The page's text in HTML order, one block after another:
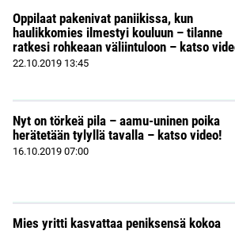
Oppilaat pakenivat paniikissa, kun
haulikkomies ilmestyi kouluun – tilanne
ratkesi rohkeaan väliintuloon – katso
22.10.2019 13:45
Nyt on törkeä pila – aamu-uninen poika
herätetään tylyllä tavalla – katso video!
16.10.2019 07:00
Mies yritti kasvattaa peniksensä kokoa